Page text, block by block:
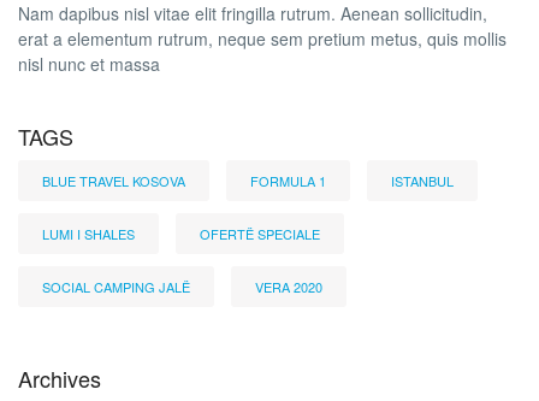
Nam dapibus nisl vitae elit fringilla rutrum. Aenean sollicitudin,
erat a elementum rutrum, neque sem pretium metus, quis mollis
nisl nunc et massa
TAGS
BLUE TRAVEL KOSOVA FORMULA 1 ISTANBUL
LUMI I SHALES OFERTË SPECIALE
SOCIAL CAMPING JALË VERA 2020
Archives